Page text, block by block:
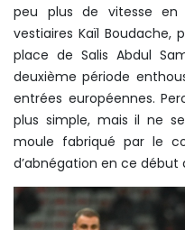
peu plus de vitesse
vestiaires Kaïl Boudache,
place de Salis Abdul
deuxième période
entrées européennes.
plus simple, mais il ne
moule fabriqué par le
d’abnégation en ce début